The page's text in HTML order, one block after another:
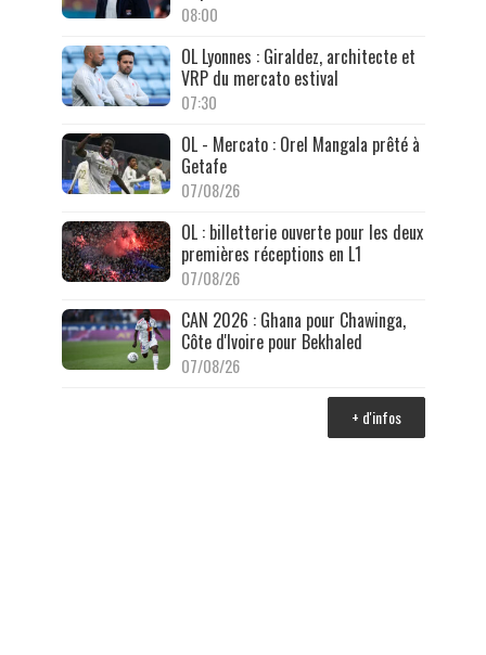
08:00
OL Lyonnes : Giraldez, architecte et
VRP du mercato estival
07:30
OL - Mercato : Orel Mangala prêté à
Getafe
07/08/26
OL : billetterie ouverte pour les deux
premières réceptions en L1
07/08/26
CAN 2026 : Ghana pour Chawinga,
Côte d'Ivoire pour Bekhaled
07/08/26
+ d'infos